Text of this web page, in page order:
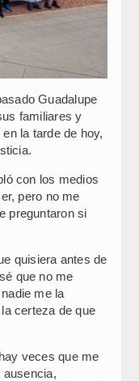
Guadalupe
familiares y
la tarde de hoy,
con los medios
pero no me
preguntaron si
quisiera antes de
que no me
me la
certeza de que
veces que me
ausencia,